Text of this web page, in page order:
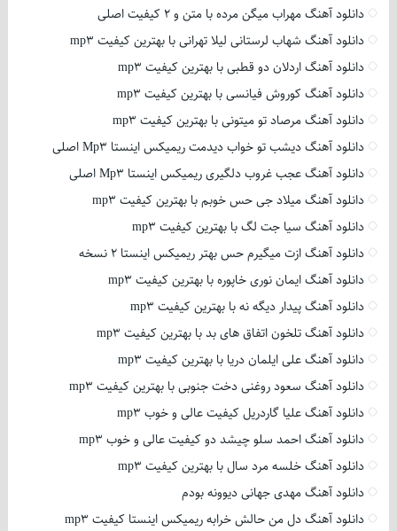
دانلود آهنگ مهراب میگن مرده با متن و 2 کیفیت اصلی
دانلود آهنگ شهاب لرستانی لیلا تهرانی با بهترین کیفیت mp3
دانلود آهنگ اردلان دو قطبی با بهترین کیفیت mp3
دانلود آهنگ کوروش فیانسی با بهترین کیفیت mp3
دانلود آهنگ مرصاد تو میتونی با بهترین کیفیت mp3
دانلود آهنگ دیشب تو خواب دیدمت ریمیکس اینستا Mp3 اصلی
دانلود آهنگ عجب غروب دلگیری ریمیکس اینستا Mp3 اصلی
دانلود آهنگ میلاد جی حس خوبم با بهترین کیفیت mp3
دانلود آهنگ سیا جت لگ با بهترین کیفیت mp3
دانلود آهنگ ازت میگیرم حس بهتر ریمیکس اینستا 2 نسخه
دانلود آهنگ ایمان نوری خاپوره با بهترین کیفیت mp3
دانلود آهنگ پیدار دیگه نه با بهترین کیفیت mp3
دانلود آهنگ تلخون اتفاق های بد با بهترین کیفیت mp3
دانلود آهنگ علی ایلمان دریا با بهترین کیفیت mp3
دانلود آهنگ سعود روغنی دخت جنوبی با بهترین کیفیت mp3
دانلود آهنگ علیا گاردریل کیفیت عالی و خوب mp3
دانلود آهنگ احمد سلو چیشد دو کیفیت عالی و خوب mp3
دانلود آهنگ خلسه مرد سال با بهترین کیفیت mp3
دانلود آهنگ مهدی جهانی دیوونه بودم
دانلود آهنگ دل من حالش خرابه ریمیکس اینستا کیفیت mp3